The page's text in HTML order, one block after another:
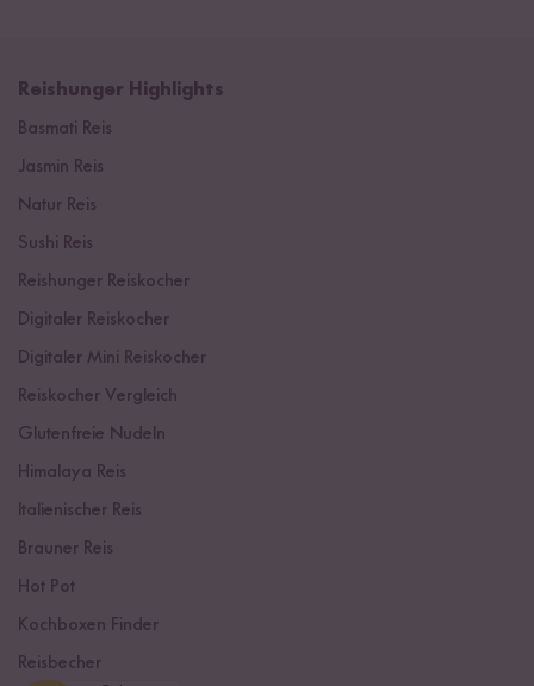
Reishunger Highlights
Basmati Reis
Jasmin Reis
Natur Reis
Sushi Reis
Reishunger Reiskocher
Digitaler Reiskocher
Digitaler Mini Reiskocher
Reiskocher Vergleich
Glutenfreie Nudeln
Himalaya Reis
Italienischer Reis
Brauner Reis
Hot Pot
Kochboxen Finder
Reisbecher